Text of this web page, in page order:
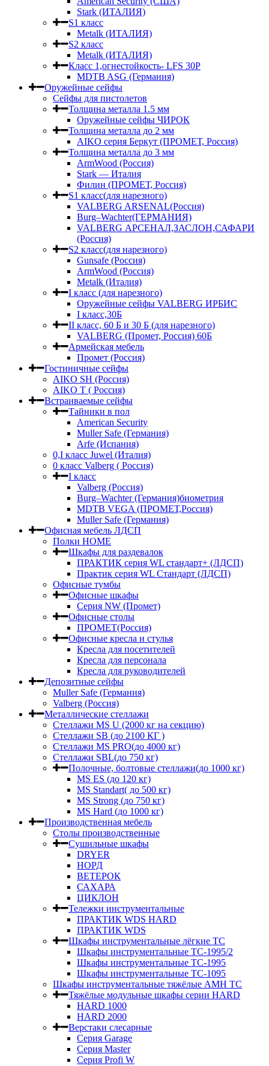
Stark (ИТАЛИЯ)
S1 класс
Metalk (ИТАЛИЯ)
S2 класс
Metalk (ИТАЛИЯ)
Класс 1,огнестойкость- LFS 30P
MDTB ASG (Германия)
Оружейные сейфы
Сейфы для пистолетов
Толщина металла 1.5 мм
Оружейные сейфы ЧИРОК
Толщина металла до 2 мм
AIKO серия Беркут (ПРОМЕТ, Россия)
Толщина металла до 3 мм
ArmWood (Россия)
Stark — Италия
Филин (ПРОМЕТ, Россия)
S1 класс(для нарезного)
VALBERG ARSENAL(Россия)
Burg–Wachter(ГЕРМАНИЯ)
VALBERG АРСЕНАЛ,ЗАСЛОН,САФАРИ
(Россия)
S2 класс(для нарезного)
Gunsafe (Россия)
ArmWood (Россия)
Metalk (Италия)
I класс (для нарезного)
Оружейные сейфы VALBERG ИРБИС
I класс,30Б
II класс, 60 Б и 30 Б (для нарезного)
VALBERG (Промет, Россия) 60Б
Армейская мебель
Промет (Россия)
Гостиничные сейфы
AIKO SH (Россия)
AIKO Т ( Россия)
Встраиваемые сейфы
Тайники в пол
American Security
Muller Safe (Германия)
Arfe (Испания)
0,I класс Juwel (Италия)
0 класс Valberg ( Россия)
I класс
Valberg (Россия)
Burg–Wachter (Германия)биометрия
MDTB VEGA (ПРОМЕТ,Россия)
Muller Safe (Германия)
Офисная мебель ЛДСП
Полки HOME
Шкафы для раздевалок
ПРАКТИК серия WL стандарт+ (ЛДСП)
Практик серия WL Стандарт (ЛДСП)
Офисные тумбы
Офисные шкафы
Серия NW (Промет)
Офисные столы
ПРОМЕТ(Россия)
Офисные кресла и стулья
Кресла для посетителей
Кресла для персонала
Кресла для руководителей
Депозитные сейфы
Muller Safe (Германия)
Valberg (Россия)
Металлические стеллажи
Стеллажи MS U (2000 кг на секцию)
Стеллажи SB (до 2100 КГ )
Стеллажи MS PRO(до 4000 кг)
Стеллажи SBL(до 750 кг)
Полочные, болтовые стеллажи(до 1000 кг)
MS ES (до 120 кг)
MS Standart( до 500 кг)
MS Strong (до 750 кг)
MS Hard (до 1000 кг)
Производственная мебель
Столы производственные
Сушильные шкафы
DRYER
НОРД
ВЕТЕРОК
САХАРА
ЦИКЛОН
Тележки инструментальные
ПРАКТИК WDS HARD
ПРАКТИК WDS
Шкафы инструментальные лёгкие ТС
Шкафы инструментальные ТС-1995/2
Шкафы инструментальные TC-1995
Шкафы инструментальные TC-1095
Шкафы инструментальные тяжёлые AMH TC
Тяжёлые модульные шкафы серии HARD
HARD 1000
HARD 2000
Верстаки слесарные
Серия Garage
Серия Master
Серия Profi W